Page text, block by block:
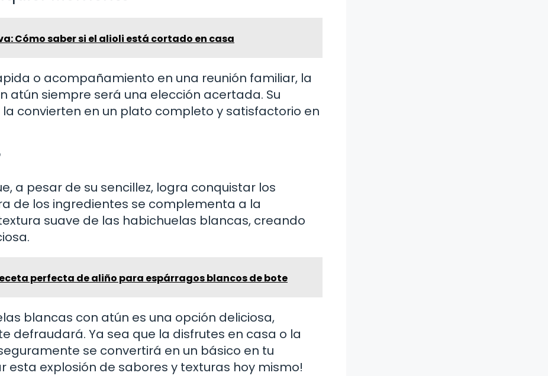
Cómo saber si el alioli está cortado en casa
o acompañamiento en una reunión familiar, la
atún siempre será una elección acertada. Su
convierten en un plato completo y satisfactorio en
a pesar de su sencillez, logra conquistar los
de los ingredientes se complementa a la
suave de las habichuelas blancas, creando
perfecta de aliño para espárragos blancos de bote
blancas con atún es una opción deliciosa,
defraudará. Ya sea que la disfrutes en casa o la
se convertirá en un básico en tu
esta explosión de sabores y texturas hoy mismo!